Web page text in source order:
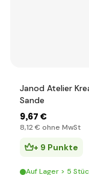
Janod Atelier
Sande
9,67 €
8,12 € ohne MwSt
+ 9 Punkte
Auf Lager > 5